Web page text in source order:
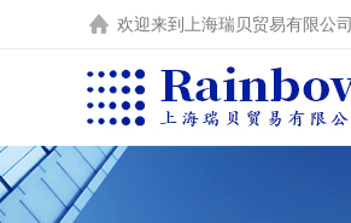
欢迎来到 上海瑞贝贸易有限公司